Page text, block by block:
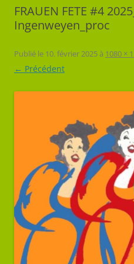
FRAUEN FETE #4
Ingenweyen_proc
Publié le 10. février 2025à 1080 ×
← Précédent